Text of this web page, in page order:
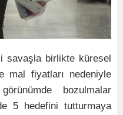
savaşla birlikte küresel
mal fiyatları nedeniyle
bozulmalar
5 hedefini tutturmaya